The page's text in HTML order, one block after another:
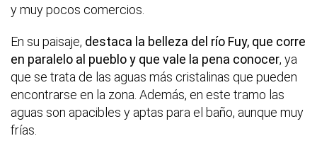
y muy pocos comercios.
En su paisaje, destaca la belleza del río Fuy, que corre
en paralelo al pueblo y que vale la pena conocer, ya
que se trata de las aguas más cristalinas que pueden
encontrarse en la zona. Además, en este tramo las
aguas son apacibles y aptas para el baño, aunque muy
frías.